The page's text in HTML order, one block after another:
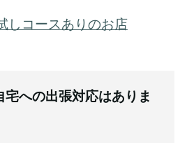
しコースありのお店
宅への出張対応はありま